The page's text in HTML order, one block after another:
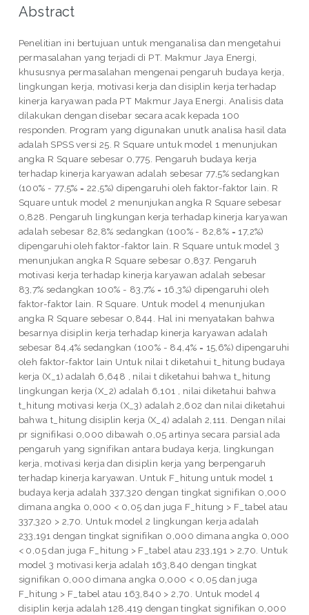
Abstract
Penelitian ini bertujuan untuk menganalisa dan mengetahui
permasalahan yang terjadi di PT. Makmur Jaya Energi,
khususnya permasalahan mengenai pengaruh budaya kerja,
lingkungan kerja, motivasi kerja dan disiplin kerja terhadap
kinerja karyawan pada PT Makmur Jaya Energi. Analisis data
dilakukan dengan disebar secara acak kepada 100
responden. Program yang digunakan unutk analisa hasil data
adalah SPSS versi 25. R Square untuk model 1 menunjukan
angka R Square sebesar 0,775. Pengaruh budaya kerja
terhadap kinerja karyawan adalah sebesar 77,5% sedangkan
(100% - 77,5% = 22,5%) dipengaruhi oleh faktor-faktor lain. R
Square untuk model 2 menunjukan angka R Square sebesar
0,828. Pengaruh lingkungan kerja terhadap kinerja karyawan
adalah sebesar 82,8% sedangkan (100% - 82,8% = 17,2%)
dipengaruhi oleh faktor-faktor lain. R Square untuk model 3
menunjukan angka R Square sebesar 0,837. Pengaruh
motivasi kerja terhadap kinerja karyawan adalah sebesar
83,7% sedangkan 100% - 83,7% = 16,3%) dipengaruhi oleh
faktor-faktor lain. R Square. Untuk model 4 menunjukan
angka R Square sebesar 0,844. Hal ini menyatakan bahwa
besarnya disiplin kerja terhadap kinerja karyawan adalah
sebesar 84,4% sedangkan (100% - 84,4% = 15,6%) dipengaruhi
oleh faktor-faktor lain Untuk nilai t diketahui t_hitung budaya
kerja (X_1) adalah 6,648 , nilai t diketahui bahwa t_hitung
lingkungan kerja (X_2) adalah 6,101 , nilai diketahui bahwa
t_hitung motivasi kerja (X_3) adalah 2,602 dan nilai diketahui
bahwa t_hitung disiplin kerja (X_4) adalah 2,111. Dengan nilai
pr signifikasi 0,000 dibawah 0,05 artinya secara parsial ada
pengaruh yang signifikan antara budaya kerja, lingkungan
kerja, motivasi kerja dan disiplin kerja yang berpengaruh
terhadap kinerja karyawan. Untuk F_hitung untuk model 1
budaya kerja adalah 337,320 dengan tingkat signifikan 0,000
dimana angka 0,000 < 0,05 dan juga F_hitung > F_tabel atau
337,320 > 2,70. Untuk model 2 lingkungan kerja adalah
233,191 dengan tingkat signifikan 0,000 dimana angka 0,000
< 0,05 dan juga F_hitung > F_tabel atau 233,191 > 2,70. Untuk
model 3 motivasi kerja adalah 163,840 dengan tingkat
signifikan 0,000 dimana angka 0,000 < 0,05 dan juga
F_hitung > F_tabel atau 163,840 > 2,70. Untuk model 4
disiplin kerja adalah 128,419 dengan tingkat signifikan 0,000